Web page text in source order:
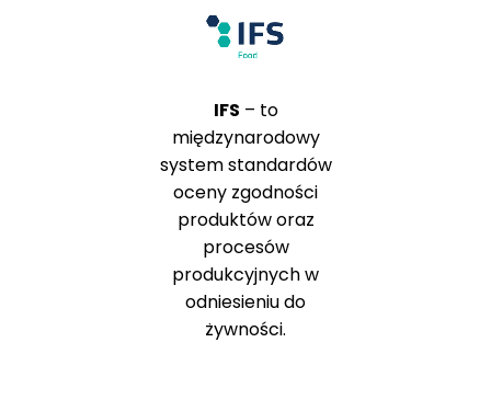
IFS – to
międzynarodowy
system standardów
oceny zgodności
produktów oraz
procesów
produkcyjnych w
odniesieniu do
żywności.